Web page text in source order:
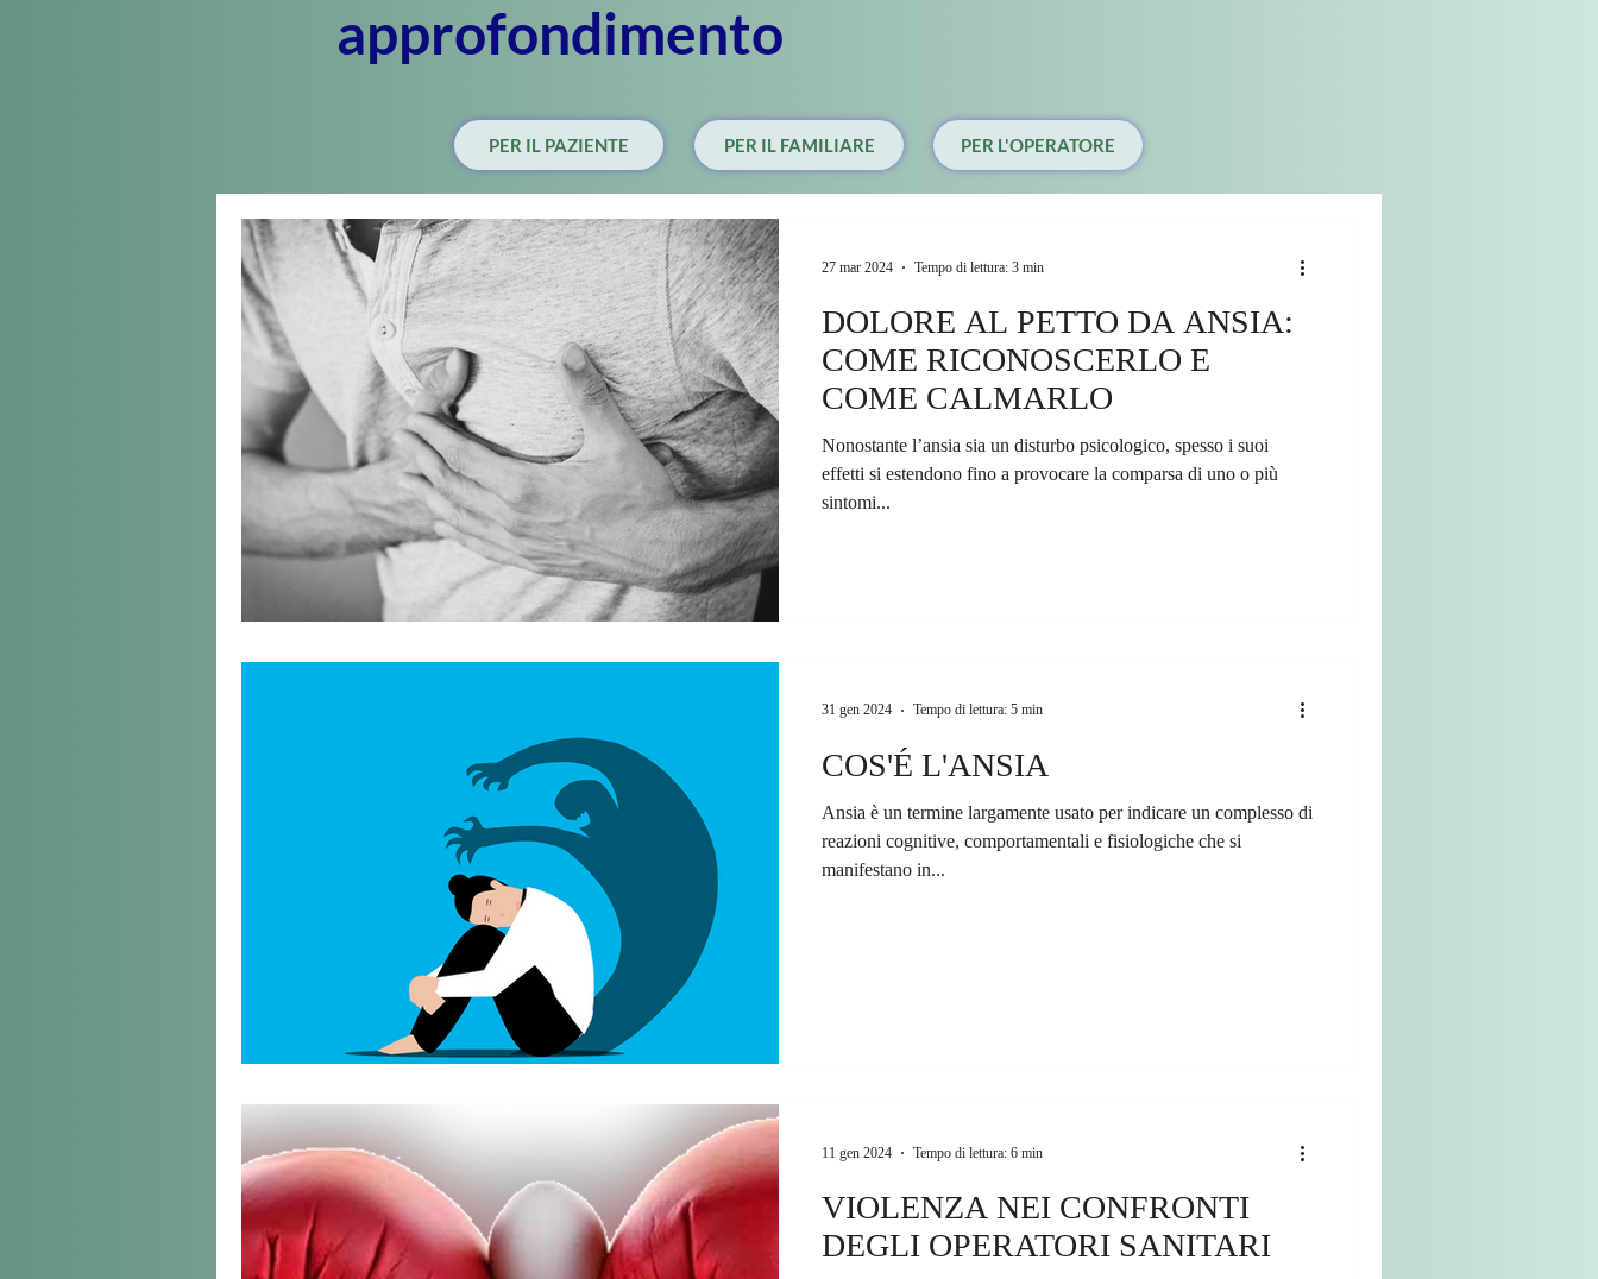
approfondimento
PER IL PAZIENTE PER IL FAMILIARE PER L'OPERATORE
DOLORE AL PETTO DA ANSIA:
COME RICONOSCERLO E
COME CALMARLO
Nonostante l’ansia sia un disturbo psicologico, spesso i suoi
effetti si estendono fino a provocare la comparsa di uno o più
sintomi...
27 mar 2024 Tempo di lettura: 3 min
COS'É L'ANSIA
Ansia è un termine largamente usato per indicare un complesso di
reazioni cognitive, comportamentali e fisiologiche che si
manifestano in...
31 gen 2024 Tempo di lettura: 5 min
VIOLENZA NEI CONFRONTI
DEGLI OPERATORI SANITARI
11 gen 2024 Tempo di lettura: 6 min